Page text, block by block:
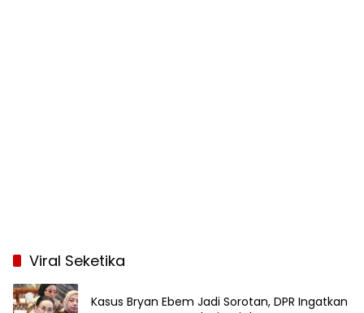
Viral Seketika
Kasus Bryan Ebem Jadi Sorotan, DPR Ingatkan